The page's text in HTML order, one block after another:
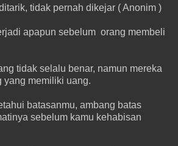
tidak pernah dikejar ( Anonim )
apapun sebelum orang membeli
tidak selalu benar, namun mereka
yang memiliki uang.
batasanmu, ambang batas
sebelum kamu kehabisan